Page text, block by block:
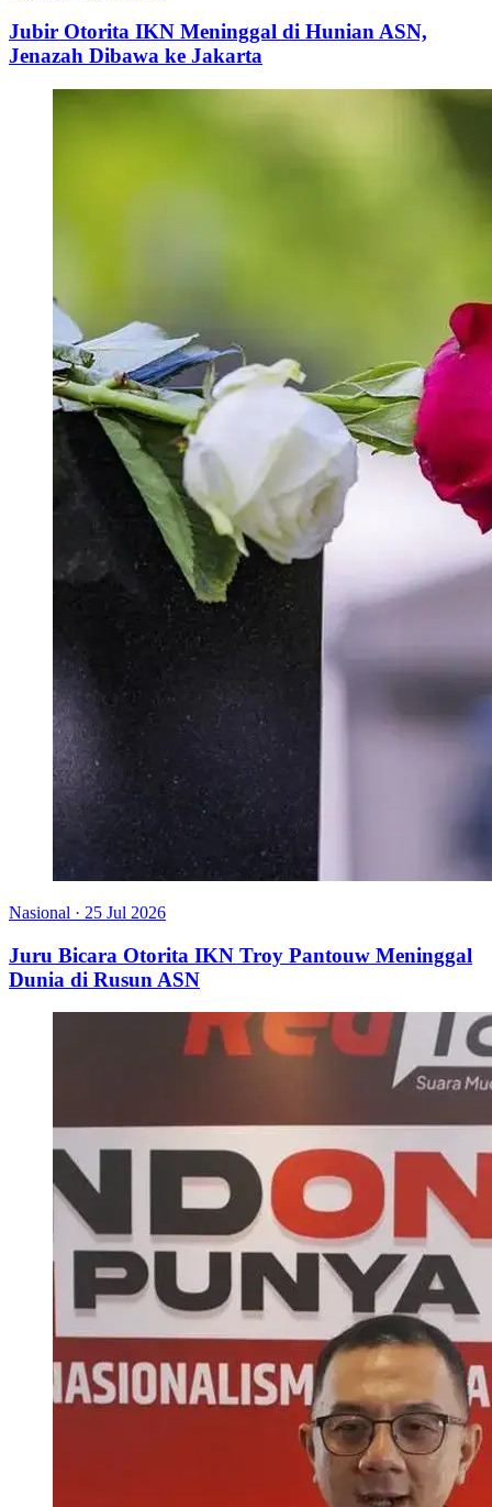
Jubir Otorita IKN Meninggal di Hunian ASN,
Jenazah Dibawa ke Jakarta
Nasional · 25 Jul 2026
Juru Bicara Otorita IKN Troy Pantouw Meninggal
Dunia di Rusun ASN